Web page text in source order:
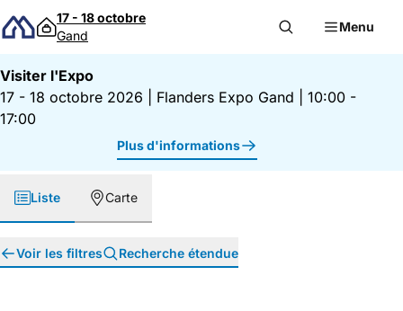
Passer au contenu
17 - 18 octobre
Gand
Menu
Visiter l'Expo
17 - 18 octobre 2026
Flanders Expo Gand
10:00 -
17:00
Plus d'informations
Liste Carte
Voir les filtres Recherche étendue